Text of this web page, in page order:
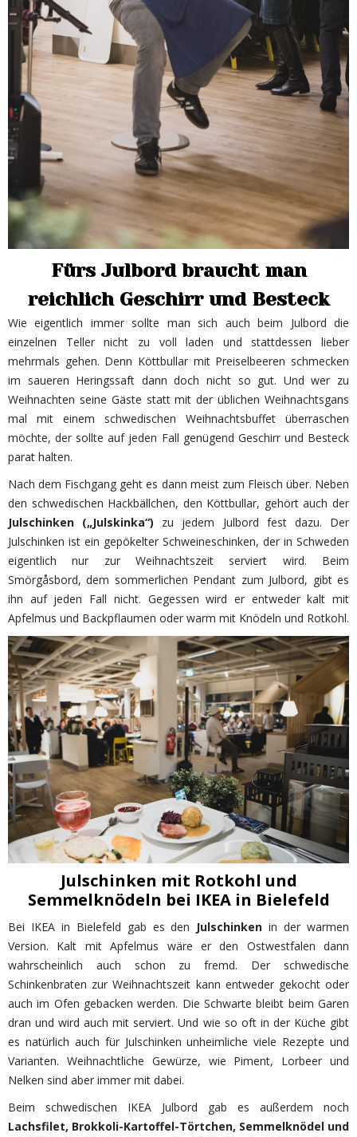
Fürs Julbord braucht man
reichlich Geschirr und Besteck
Wie eigentlich immer sollte man sich auch beim Julbord die
einzelnen Teller nicht zu voll laden und stattdessen lieber
mehrmals gehen. Denn Köttbullar mit Preiselbeeren schmecken
im saueren Heringssaft dann doch nicht so gut. Und wer zu
Weihnachten seine Gäste statt mit der üblichen Weihnachtsgans
mal mit einem schwedischen Weihnachtsbuffet überraschen
möchte, der sollte auf jeden Fall genügend Geschirr und Besteck
parat halten.
Nach dem Fischgang geht es dann meist zum Fleisch über. Neben
den schwedischen Hackbällchen, den Köttbullar, gehört auch der
Julschinken („Julskinka“) zu jedem Julbord fest dazu. Der
Julschinken ist ein gepökelter Schweineschinken, der in Schweden
eigentlich nur zur Weihnachtszeit serviert wird. Beim
Smörgåsbord, dem sommerlichen Pendant zum Julbord, gibt es
ihn auf jeden Fall nicht. Gegessen wird er entweder kalt mit
Apfelmus und Backpflaumen oder warm mit Knödeln und Rotkohl.
Julschinken mit Rotkohl und
Semmelknödeln bei IKEA in Bielefeld
Bei IKEA in Bielefeld gab es den Julschinken in der warmen
Version. Kalt mit Apfelmus wäre er den Ostwestfalen dann
wahrscheinlich auch schon zu fremd. Der schwedische
Schinkenbraten zur Weihnachtszeit kann entweder gekocht oder
auch im Ofen gebacken werden. Die Schwarte bleibt beim Garen
dran und wird auch mit serviert. Und wie so oft in der Küche gibt
es natürlich auch für Julschinken unheimliche viele Rezepte und
Varianten. Weihnachtliche Gewürze, wie Piment, Lorbeer und
Nelken sind aber immer mit dabei.
Beim schwedischen IKEA Julbord gab es außerdem noch
Lachsfilet, Brokkoli-Kartoffel-Törtchen, Semmelknödel und